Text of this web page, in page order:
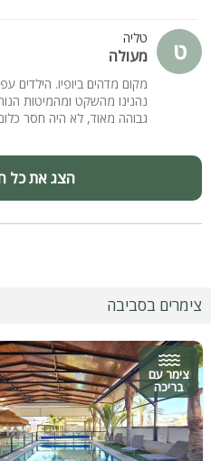
ט טליה
מעולה
מקום מדהים ביופיו. הילדים
נהנינו מהשקט ומהמיטות
גבוהה מאוד, לא היה חסר
הצג את כל
צימרים בסביבה
צימר עם
בריכה